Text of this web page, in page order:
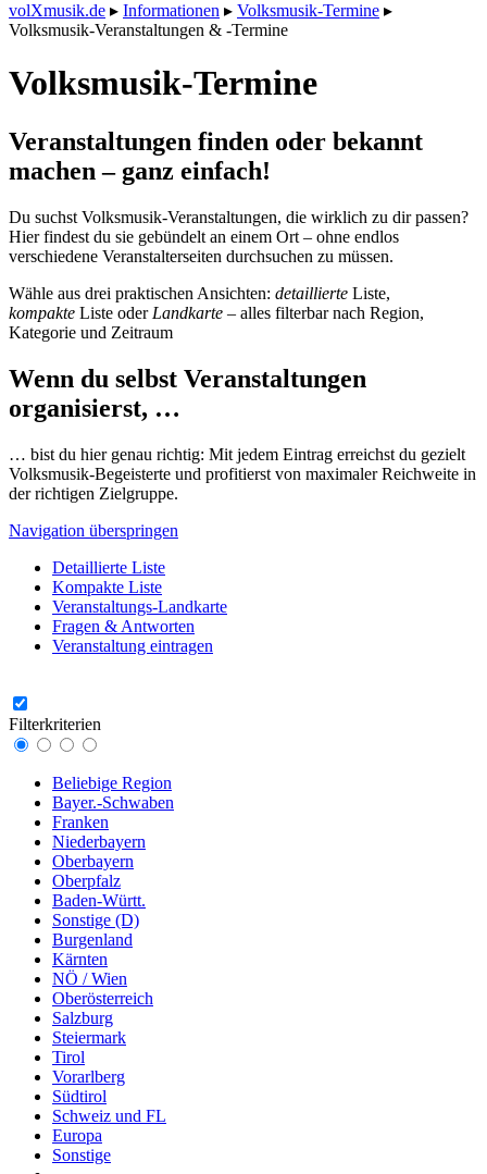
volXmusik.de ▸ Informationen ▸ Volksmusik-Termine ▸
Volksmusik-Veranstaltungen & -Termine
Volksmusik-Termine
Veranstaltungen finden oder bekannt
machen – ganz einfach!
Du suchst Volksmusik-Veranstaltungen, die wirklich zu dir passen?
Hier findest du sie gebündelt an einem Ort – ohne endlos
verschiedene Veranstalterseiten durchsuchen zu müssen.
Wähle aus drei praktischen Ansichten: detaillierte Liste,
kompakte Liste oder Landkarte – alles filterbar nach Region,
Kategorie und Zeitraum
Wenn du selbst Veranstaltungen
organisierst, …
… bist du hier genau richtig: Mit jedem Eintrag erreichst du gezielt
Volksmusik-Begeisterte und profitierst von maximaler Reichweite in
der richtigen Zielgruppe.
Navigation überspringen
Detaillierte Liste
Kompakte Liste
Veranstaltungs-Landkarte
Fragen & Antworten
Veranstaltung eintragen
Filterkriterien
Beliebige Region
Bayer.-Schwaben
Franken
Niederbayern
Oberbayern
Oberpfalz
Baden-Württ.
Sonstige (D)
Burgenland
Kärnten
NÖ / Wien
Oberösterreich
Salzburg
Steiermark
Tirol
Vorarlberg
Südtirol
Schweiz und FL
Europa
Sonstige